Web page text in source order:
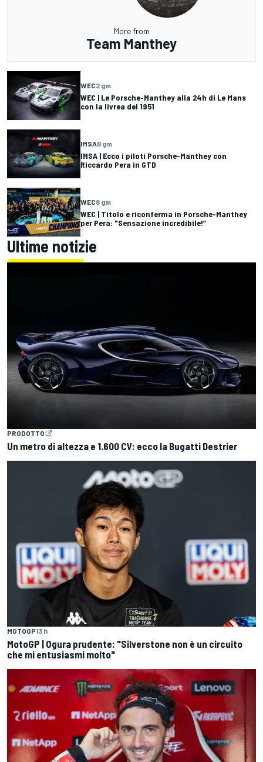
More from
Team Manthey
WEC2 gm
WEC | Le Porsche-Manthey alla 24h di Le Mans
con la livrea del 1951
IMSA8 gm
IMSA | Ecco i piloti Porsche-Manthey con
Riccardo Pera in GTD
WEC8 gm
WEC | Titolo e riconferma in Porsche-Manthey
per Pera: "Sensazione incredibile!”
Ultime notizie
PRODOTTO
Un metro di altezza e 1.600 CV: ecco la Bugatti Destrier
MOTOGP13 h
MotoGP | Ogura prudente: "Silverstone non è un circuito
che mi entusiasmi molto"